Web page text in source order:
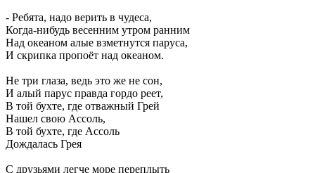
- Ребята, надо верить в чудеса,
Когда-нибудь весенним утром ранним
Над океаном алые взметнутся паруса,
И скрипка пропоёт над океаном.
Не три глаза, ведь это же не сон,
И алый парус правда гордо реет,
В той бухте, где отважный Грей
Нашел свою Ассоль,
В той бухте, где Ассоль
Дождалась Грея
С друзьями легче море переплыть